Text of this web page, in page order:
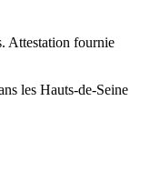
Attestation fournie
les Hauts-de-Seine